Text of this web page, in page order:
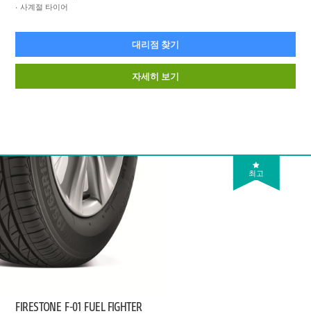
사계절 타이어
대리점 찾기
자세히 보기
최고
FIRESTONE F-01 FUEL FIGHTER